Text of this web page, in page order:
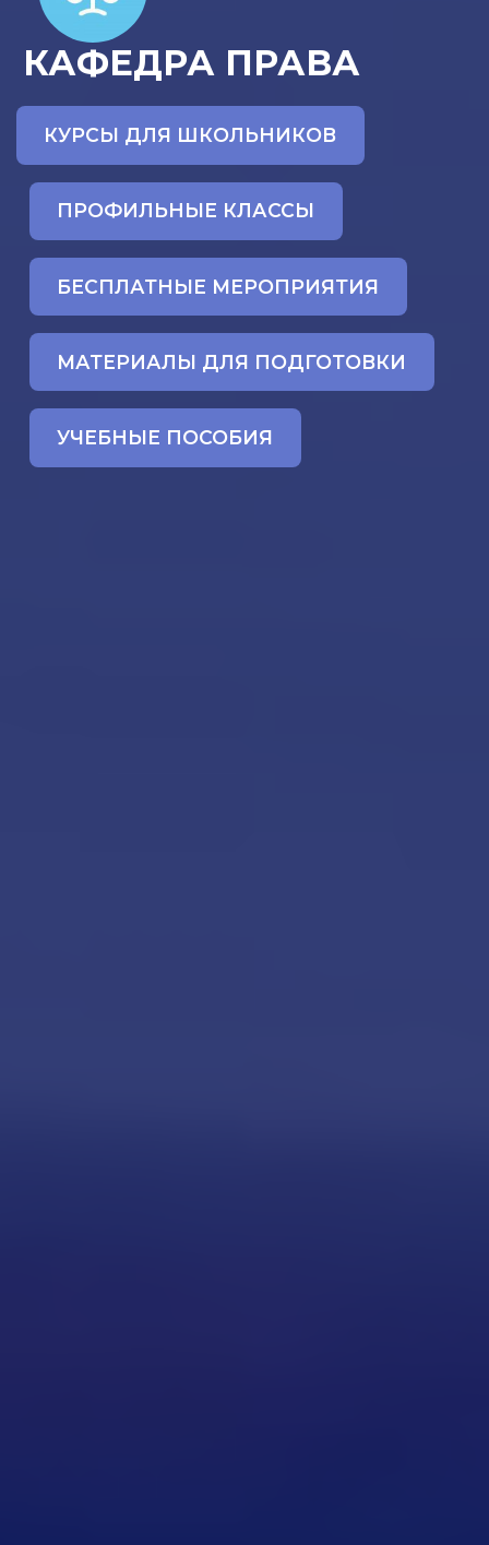
КАФЕДРА ПРАВА
КУРСЫ ДЛЯ ШКОЛЬНИКОВ
ПРОФИЛЬНЫЕ КЛАССЫ
БЕСПЛАТНЫЕ МЕРОПРИЯТИЯ
МАТЕРИАЛЫ ДЛЯ ПОДГОТОВКИ
УЧЕБНЫЕ ПОСОБИЯ